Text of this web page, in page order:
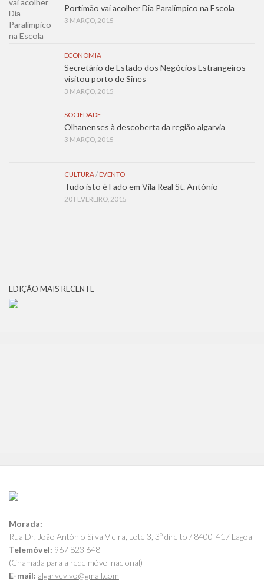
Portimão vai acolher Dia Paralímpico na Escola
3 MARÇO, 2015
ECONOMIA
Secretário de Estado dos Negócios Estrangeiros
visitou porto de Sines
3 MARÇO, 2015
SOCIEDADE
Olhanenses à descoberta da região algarvia
3 MARÇO, 2015
CULTURA/ EVENTO
Tudo isto é Fado em Vila Real St. António
20 FEVEREIRO, 2015
EDIÇÃO MAIS RECENTE
Morada:
Rua Dr. João António Silva Vieira, Lote 3, 3º direito / 8400-417 Lagoa
Telemóvel: 967 823 648
(Chamada para a rede móvel nacional)
E-mail: algarvevivo@gmail.com